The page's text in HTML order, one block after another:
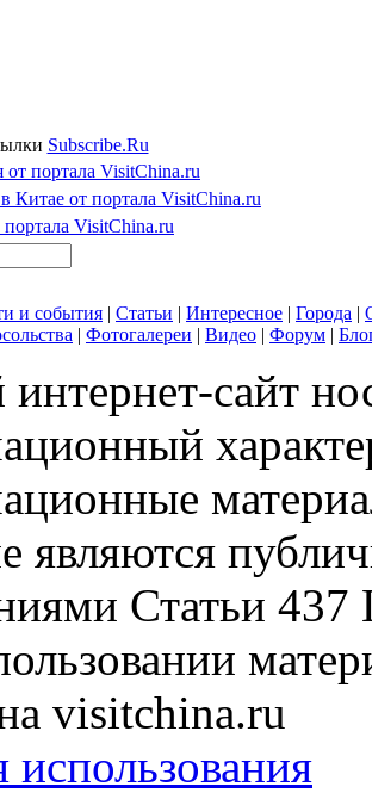
Subscribe.Ru
портала VisitChina.ru
Китае от портала VisitChina.ru
VisitChina.ru
и события | Статьи | Интересное | Города |
| Фотогалереи | Видео | Форум |
сайт
являются
Статьи 437
visitchina.ru
использования